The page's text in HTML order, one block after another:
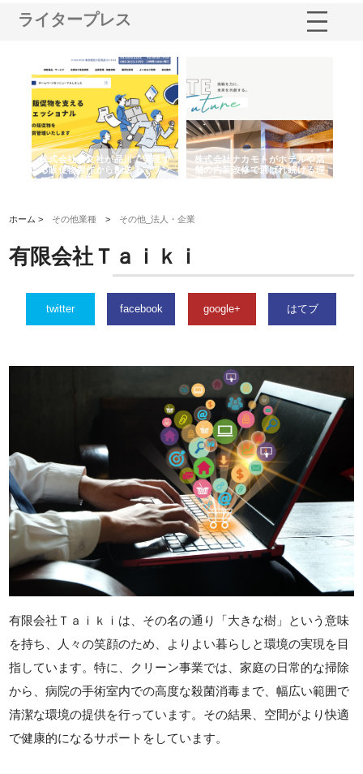
ライタープレス
株式会社耕文社が品川で実現す
る販促物製作から配送までワン
ストップ対応
株式会社ナカモトがホテルや店
舗の内装改修で選ばれ続ける理
由
ホーム > その他業種 > その他_法人・企業
有限会社Ｔａｉｋｉ
twitter facebook google+ はてブ
有限会社Ｔａｉｋｉは、その名の通り「大きな樹」という意味
を持ち、人々の笑顔のため、よりよい暮らしと環境の実現を目
指しています。特に、クリーン事業では、家庭の日常的な掃除
から、病院の手術室内での高度な殺菌消毒まで、幅広い範囲で
清潔な環境の提供を行っています。その結果、空間がより快適
で健康的になるサポートをしています。